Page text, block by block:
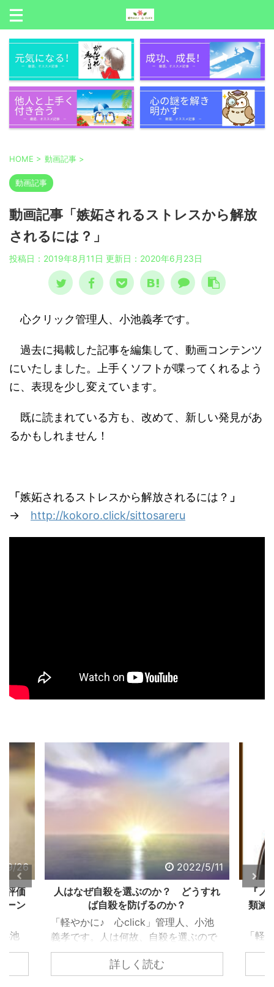
HOME > 動画記事 >
動画記事
動画記事「嫉妬されるストレスから解放
されるには？」
投稿日：2019年8月11日 更新日： 2020年6月23日
心クリック管理人、小池義孝です。
過去に掲載した記事を編集して、動画コンテンツ
にいたしました。上手くソフトが喋ってくれるよう
に、表現を少し変えています。
既に読まれている方も、改めて、新しい発見があ
るかもしれません！
「 嫉妬されるストレスから解放されるには？ 」
→ http://kokoro.click/sittosareru
9/26
評価
ーン
池
生き
あ
2022/5/11
人はなぜ自殺を選ぶのか？ どうすれ
ば自殺を防げるのか？
「軽やかに♪ 心click」管理人、小池
義孝です。人は何故、自殺を選ぶので
しょうか？ 自殺するまで追い込まれ
ない為には、どうすれば良いのでしょ
詳しく読む
『ノ
類滅
「軽
義孝
て、